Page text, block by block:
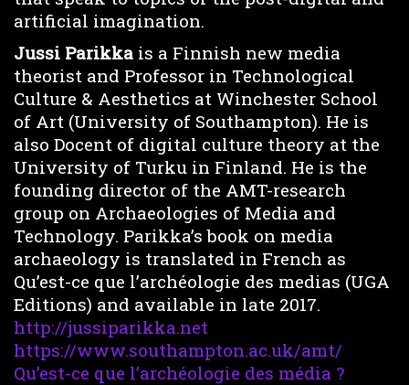
artificial imagination.
Jussi Parikka is a Finnish new media
theorist and Professor in Technological
Culture & Aesthetics at Winchester School
of Art (University of Southampton). He is
also Docent of digital culture theory at the
University of Turku in Finland. He is the
founding director of the AMT-research
group on Archaeologies of Media and
Technology. Parikka’s book on media
archaeology is translated in French as
Qu’est-ce que l’archéologie des medias (UGA
Editions) and available in late 2017.
http://jussiparikka.net
https://www.southampton.ac.uk/amt/
Qu’est-ce que l’archéologie des média ?